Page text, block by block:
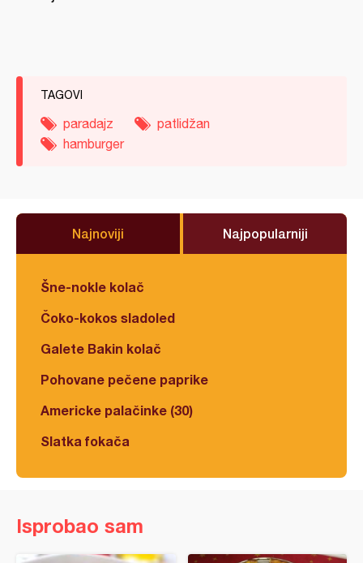
TAGOVI
paradajz
patlidžan
hamburger
Najnoviji Najpopularniji
Šne-nokle kolač
Čoko-kokos sladoled
Galete Bakin kolač
Pohovane pečene paprike
Americke palačinke (30)
Slatka fokača
Isprobao sam